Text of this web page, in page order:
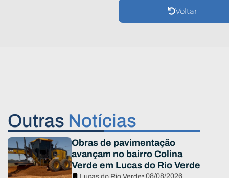
Voltar
Outras Notícias
Obras de pavimentação
avançam no bairro Colina
Verde em Lucas do Rio Verde
• 08/08/2026